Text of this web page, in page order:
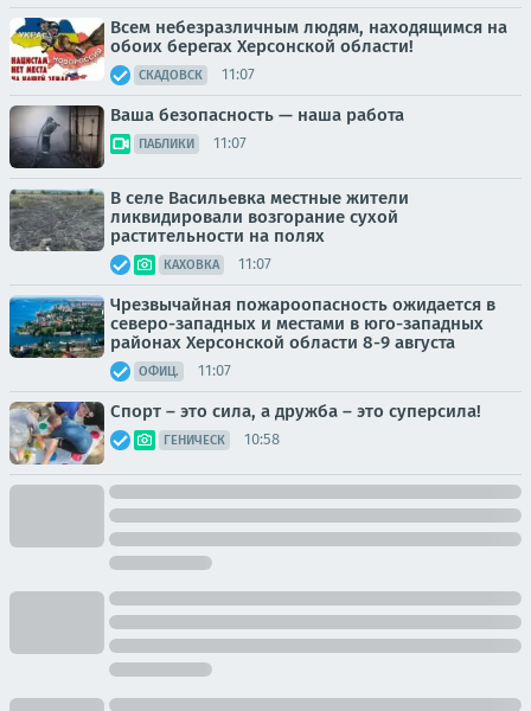
Всем небезразличным людям, находящимся на
обоих берегах Херсонской области!
СКАДОВСК 11:07
Ваша безопасность — наша работа
ПАБЛИКИ 11:07
В селе Васильевка местные жители
ликвидировали возгорание сухой
растительности на полях
КАХОВКА 11:07
Чрезвычайная пожароопасность ожидается в
северо-западных и местами в юго-западных
районах Херсонской области 8-9 августа
ОФИЦ. 11:07
Спорт – это сила, а дружба – это суперсила!
ГЕНИЧЕСК 10:58